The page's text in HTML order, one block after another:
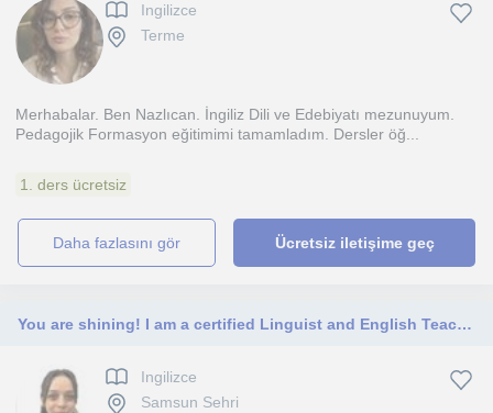
Ingilizce
Terme
Merhabalar. Ben Nazlıcan. İngiliz Dili ve Edebiyatı mezunuyum.
Pedagojik Formasyon eğitimimi tamamladım. Dersler öğ...
1. ders ücretsiz
daha fazlasını gör Ücretsiz iletişime geç
You are shining! I am a certified Linguist and English Teacher. Let's keep learning together!
Ingilizce
Samsun Sehri